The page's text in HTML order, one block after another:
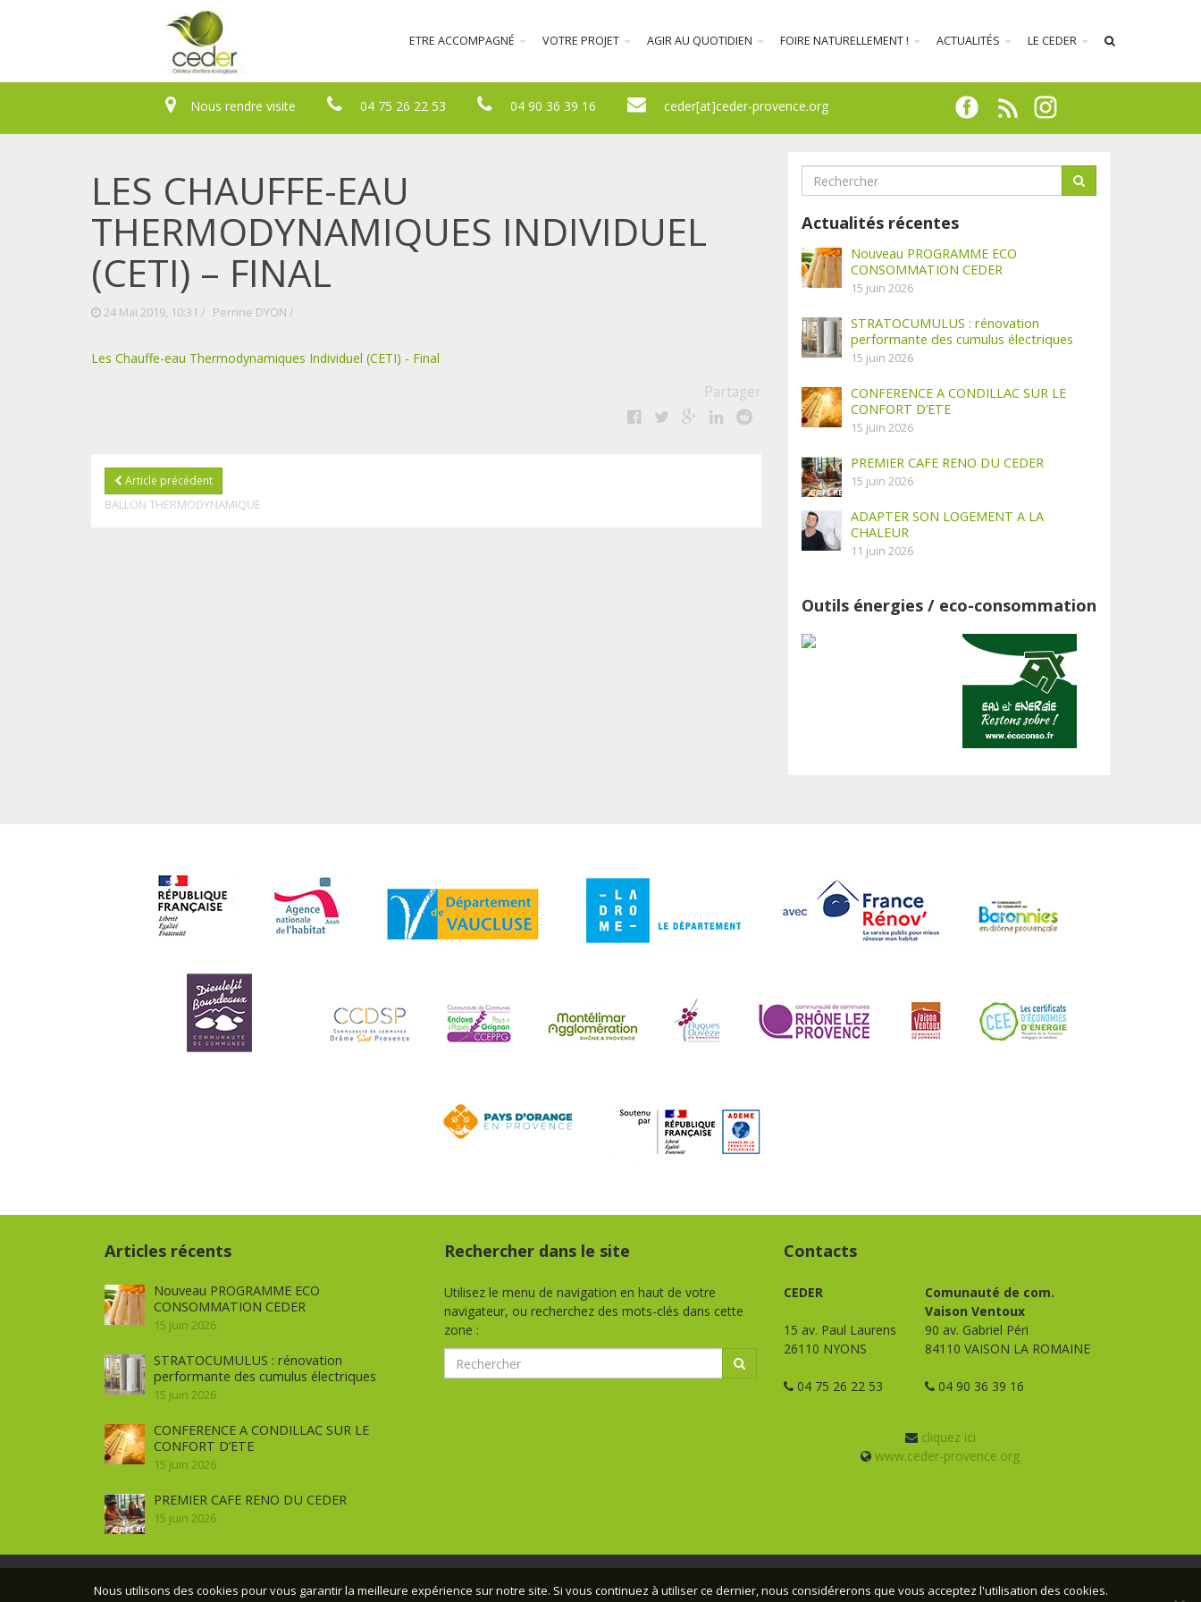
ETRE ACCOMPAGNÉ VOTRE PROJET AGIR AU QUOTIDIEN FOIRE NATURELLEMENT ! ACTUALITÉS LE CEDER
Nous rendre visite 04 75 26 22 53 04 90 36 39 16 ceder[at]ceder-provence.org
LES CHAUFFE-EAU
THERMODYNAMIQUES INDIVIDUEL
(CETI) – FINAL
24 Mai 2019, 10:31 / Perrine DYON /
Les Chauffe-eau Thermodynamiques Individuel (CETI) - Final
Partager
Article précédent
BALLON THERMODYNAMIQUE
Actualités récentes
Nouveau PROGRAMME ECO
CONSOMMATION CEDER
15 juin 2026
STRATOCUMULUS : rénovation
performante des cumulus électriques
15 juin 2026
CONFERENCE A CONDILLAC SUR LE
CONFORT D’ETE
15 juin 2026
PREMIER CAFE RENO DU CEDER
15 juin 2026
ADAPTER SON LOGEMENT A LA
CHALEUR
11 juin 2026
Outils énergies / eco-consommation
Nous utilisons des cookies pour vous garantir la meilleure expérience sur notre site. Si vous continuez à utiliser ce dernier, nous considérerons que vous acceptez l'utilisation des cookies.
Articles récents
Nouveau PROGRAMME ECO
CONSOMMATION CEDER
15 juin 2026
STRATOCUMULUS : rénovation
performante des cumulus électriques
15 juin 2026
CONFERENCE A CONDILLAC SUR LE
CONFORT D’ETE
15 juin 2026
PREMIER CAFE RENO DU CEDER
15 juin 2026
Rechercher dans le site
Utilisez le menu de navigation en haut de votre
navigateur, ou recherchez des mots-clés dans cette
zone :
Contacts
CEDER
15 av. Paul Laurens
26110 NYONS
04 75 26 22 53
Comunauté de com.
Vaison Ventoux
90 av. Gabriel Péri
84110 VAISON LA ROMAINE
04 90 36 39 16
cliquez ici
www.ceder-provence.org
© CEDER Provence - 2026 - Tous droits réservés -Mentions légales- Conception :Webmas